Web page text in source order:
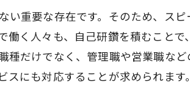
い重要な存在です。そのため、ス
働く人々も、自己研鑽を積むこと
種だけでなく、管理職や営業職な
スにも対応することが求められま